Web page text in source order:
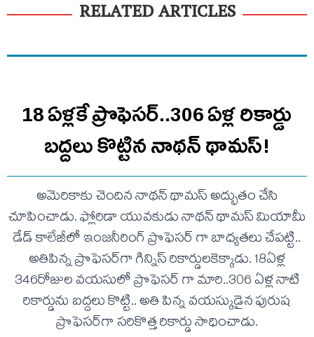
RELATED ARTICLES
18 ఏళ్లకే ప్రొఫెసర్‌..306 ఏళ్ల రికార్డు
బద్దలు కొట్టిన నాథన్ థామస్!
అమెరికాకు చెందిన నాథన్ థామస్ అద్భుతం చేసి
చూపించాడు. ఫ్లోరిడా యువకుడు నాథన్ థామస్ మియామీ
డేడ్ కాలేజీలో ఇంజనీరింగ్ ప్రొఫెసర్ గా బాధ్యతలు చేపట్టి..
అతిపిన్న ప్రొఫెసర్‌గా గిన్నిస్‌ రికార్డులకెక్కాడు. 18ఏళ్ల
346రోజుల వయసులో ప్రొఫెసర్ గా మారి..306 ఏళ్ల నాటి
రికార్డును బద్దలు కొట్టి.. అతి పిన్న వయస్కుడైన పురుష
ప్రొఫెసర్‌గా సరికొత్త రికార్డు సాధించాడు.